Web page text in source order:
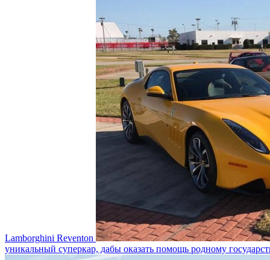
Lamborghini Reventon
уникальный суперкар, дабы оказать помощь родному